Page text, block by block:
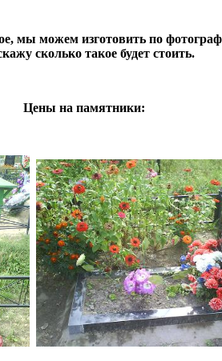
мы можем изготовить по
сколько такое будет стоить.
Цены на памятники: